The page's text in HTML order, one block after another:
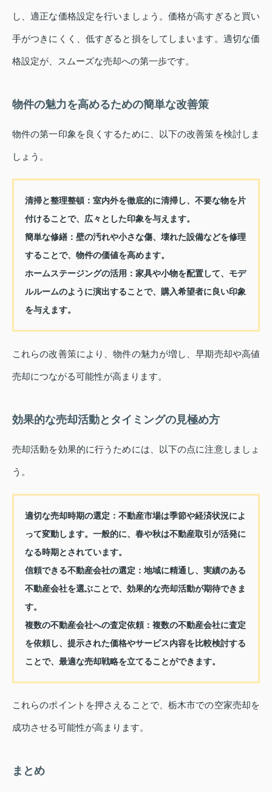
し、適正な価格設定を行いましょう。価格が高すぎると買い
手がつきにくく、低すぎると損をしてしまいます。適切な価
格設定が、スムーズな売却への第一歩です。
物件の魅力を高めるための簡単な改善策
物件の第一印象を良くするために、以下の改善策を検討しま
しょう。
清掃と整理整頓： 室内外を徹底的に清掃し、不要な物を片
付けることで、広々とした印象を与えます。
簡単な修繕： 壁の汚れや小さな傷、壊れた設備などを修理
することで、物件の価値を高めます。
ホームステージングの活用： 家具や小物を配置して、モデ
ルルームのように演出することで、購入希望者に良い印象
を与えます。
これらの改善策により、物件の魅力が増し、早期売却や高値
売却につながる可能性が高まります。
効果的な売却活動とタイミングの見極め方
売却活動を効果的に行うためには、以下の点に注意しましょ
う。
適切な売却時期の選定： 不動産市場は季節や経済状況によ
って変動します。一般的に、春や秋は不動産取引が活発に
なる時期とされています。
信頼できる不動産会社の選定： 地域に精通し、実績のある
不動産会社を選ぶことで、効果的な売却活動が期待できま
す。
複数の不動産会社への査定依頼： 複数の不動産会社に査定
を依頼し、提示された価格やサービス内容を比較検討する
ことで、最適な売却戦略を立てることができます。
これらのポイントを押さえることで、栃木市での空家売却を
成功させる可能性が高まります。
まとめ